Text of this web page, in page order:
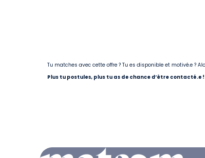
Tu matches avec cette offre ? Tu es disponible et motivé.e
Plus tu postules, plus tu as de chance d’être contacté.e !